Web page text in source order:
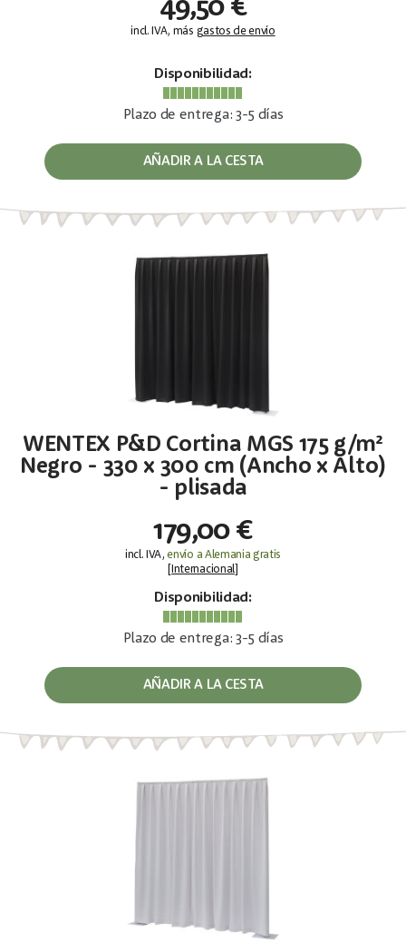
49,50 €
incl. IVA, más gastos de envío
Disponibilidad:
Plazo de entrega: 3-5 días
AÑADIR A LA CESTA
WENTEX P&D Cortina MGS 175 g/m²
Negro - 330 x 300 cm (Ancho x Alto)
- plisada
179,00 €
incl. IVA,envío a Alemania gratis
Internacional]
Disponibilidad:
Plazo de entrega: 3-5 días
AÑADIR A LA CESTA